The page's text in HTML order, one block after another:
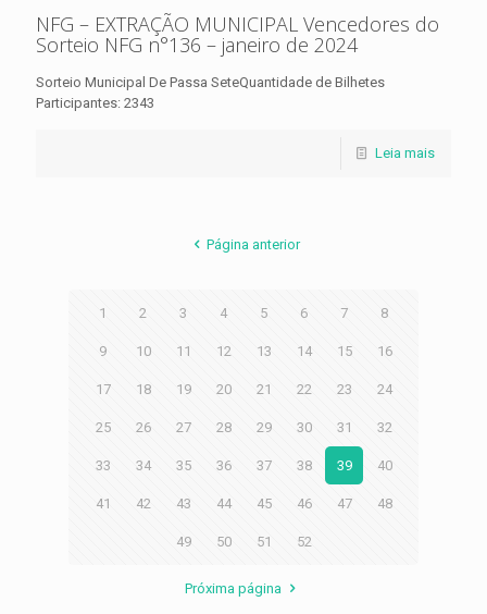
NFG – EXTRAÇÃO MUNICIPAL Vencedores do
Sorteio NFG n°136 – janeiro de 2024
Sorteio Municipal De Passa SeteQuantidade de Bilhetes
Participantes: 2343
Leia mais
Página anterior
1 2 3 4 5 6 7 8
9 10 11 12 13 14 15 16
17 18 19 20 21 22 23 24
25 26 27 28 29 30 31 32
33 34 35 36 37 38 39 40
41 42 43 44 45 46 47 48
49 50 51 52
Próxima página